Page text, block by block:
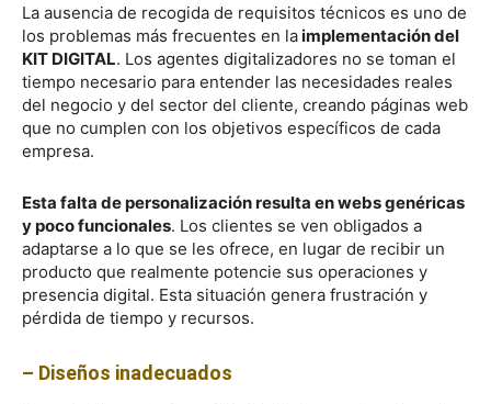
La ausencia de recogida de requisitos técnicos es uno de
los problemas más frecuentes en laimplementación del
KIT DIGITAL. Los agentes digitalizadores no se toman el
tiempo necesario para entender las necesidades reales
del negocio y del sector del cliente, creando páginas web
que no cumplen con los objetivos específicos de cada
empresa.
Esta falta de personalización resulta en webs genéricas
y poco funcionales. Los clientes se ven obligados a
adaptarse a lo que se les ofrece, en lugar de recibir un
producto que realmente potencie sus operaciones y
presencia digital. Esta situación genera frustración y
pérdida de tiempo y recursos.
– Diseños inadecuados